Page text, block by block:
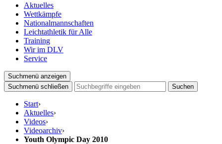
Aktuelles
Wettkämpfe
Nationalmannschaften
Leichtathletik für Alle
Training
Wir im DLV
Service
Suchmenü anzeigen
Suchmenü schließen
Suchen
Start›
Aktuelles›
Videos›
Videoarchiv›
Youth Olympic Day 2010